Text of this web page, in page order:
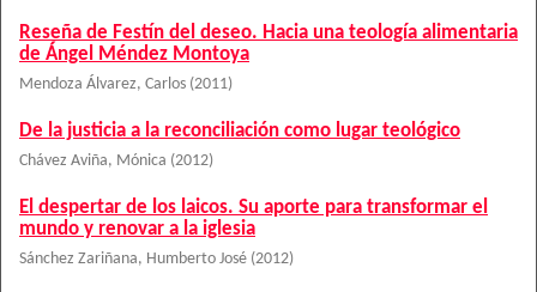
Reseña de Festín del deseo. Hacia una teología alimentaria
de Ángel Méndez Montoya
Mendoza Álvarez, Carlos (2011)
De la justicia a la reconciliación como lugar teológico
Chávez Aviña, Mónica (2012)
El despertar de los laicos. Su aporte para transformar el
mundo y renovar a la iglesia
Sánchez Zariñana, Humberto José (2012)